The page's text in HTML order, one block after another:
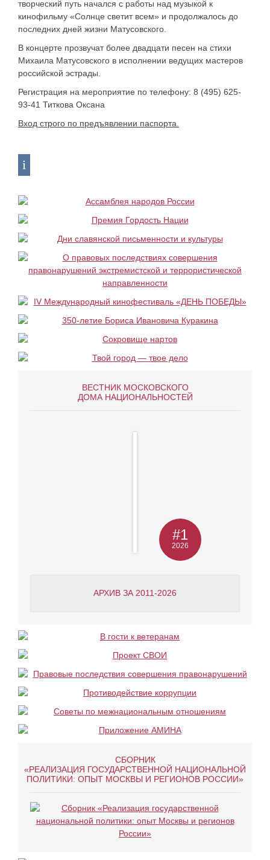
творческий путь начался с работы над музыкой к
кинофильму «Солнце светит всем» и продолжалось до
последних дней жизни Матусовского.
В концерте прозвучат более двадцати песен на стихи
Михаила Матусовского в исполнении ведущих мастеров
российской эстрады.
Регистрация на мероприятие по телефону: 8 (495) 625-
93-41 Титкова Оксана
Вход строго по предъявлении паспорта.
ВЕСТНИК МОСКОВСКОГО
ДОМА НАЦИОНАЛЬНОСТЕЙ
АРХИВ ЗА 2011-2026
#1
2026
СБОРНИК
«РЕАЛИЗАЦИЯ ГОСУДАРСТВЕННОЙ НАЦИОНАЛЬНОЙ
ПОЛИТИКИ: ОПЫТ МОСКВЫ И РЕГИОНОВ РОССИИ»